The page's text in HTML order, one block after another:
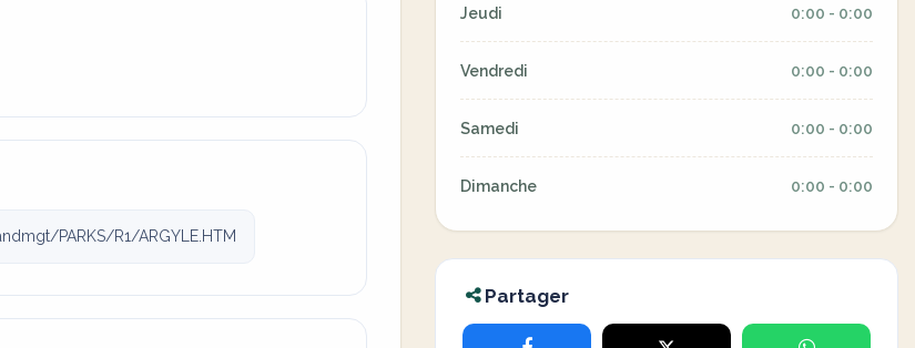
PARKS/R1/ARGYLE.HTM
Jeudi 0:00 - 0:00
Vendredi 0:00 - 0:00
Samedi 0:00 - 0:00
Dimanche 0:00 - 0:00
Partager